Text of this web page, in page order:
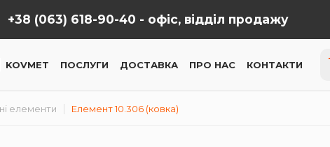
+38 (063) 618-90-40 - офіс, відділ продажу
KOVMET ПОСЛУГИ ДОСТАВКА ПРО НАС КОНТАКТИ
елементи Елемент 10.306 (ковка)